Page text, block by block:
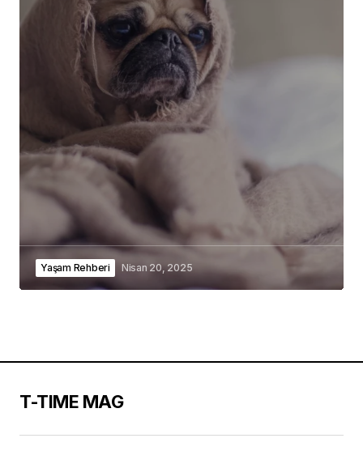
Yaşam Rehberi Nisan 20, 2025
T-TIME MAG